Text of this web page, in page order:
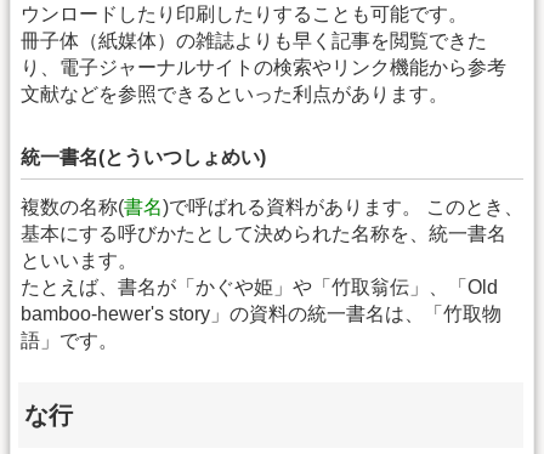
ウンロードしたり印刷したりすることも可能です。
冊子体（紙媒体）の雑誌よりも早く記事を閲覧できた
り、電子ジャーナルサイトの検索やリンク機能から参考
文献などを参照できるといった利点があります。
統一書名(とういつしょめい)
複数の名称(書名)で呼ばれる資料があります。 このとき、
基本にする呼びかたとして決められた名称を、統一書名
といいます。
たとえば、書名が「かぐや姫」や「竹取翁伝」、「Old
bamboo-hewer's story」の資料の統一書名は、「竹取物
語」です。
な行